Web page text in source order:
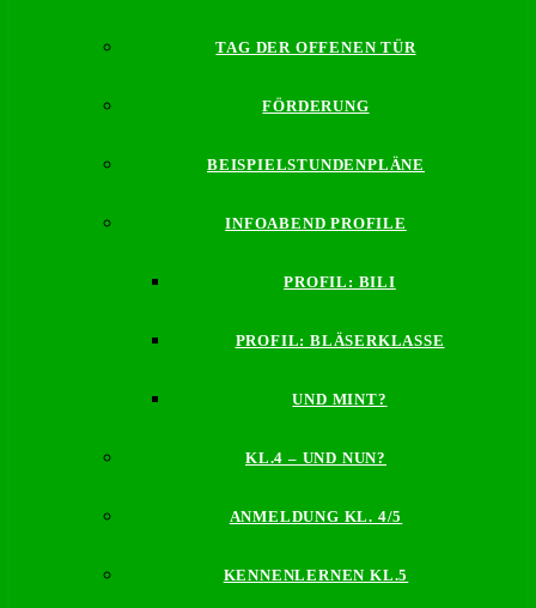
TAG DER OFFENEN TÜR
FÖRDERUNG
BEISPIELSTUNDENPLÄNE
INFOABEND PROFILE
PROFIL: BILI
PROFIL: BLÄSERKLASSE
UND MINT?
KL.4 – UND NUN?
ANMELDUNG KL. 4/5
KENNENLERNEN KL.5